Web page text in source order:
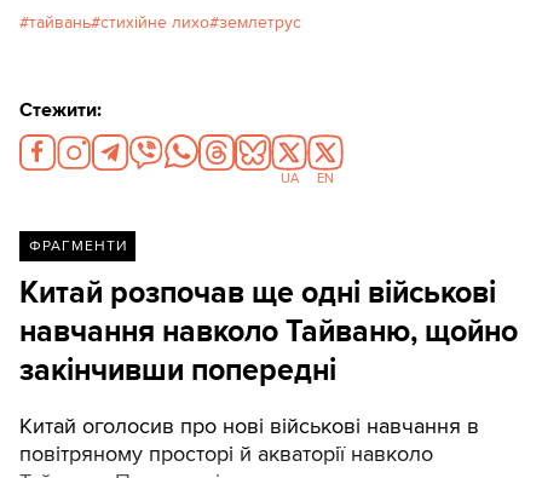
тайвань стихійне лихо землетрус
Стежити:
UA EN
ФРАГМЕНТИ
Китай розпочав ще одні військові
навчання навколо Тайваню, щойно
закінчивши попередні
Китай оголосив про нові військові навчання в
повітряному просторі й акваторії навколо